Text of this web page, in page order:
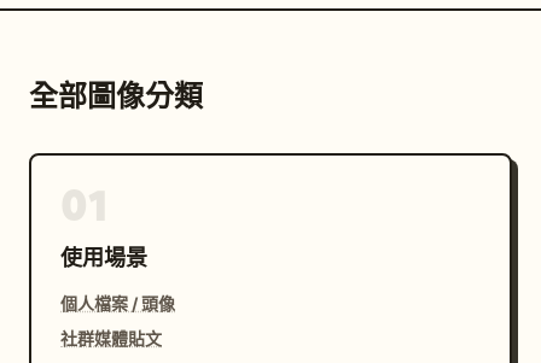
全部圖像分類
使用場景
個人檔案 / 頭像
社群媒體貼文